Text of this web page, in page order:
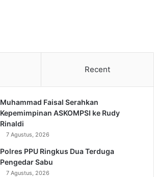
Recent
Muhammad Faisal Serahkan
Kepemimpinan ASKOMPSI ke Rudy
Rinaldi
7 Agustus, 2026
Polres PPU Ringkus Dua Terduga
Pengedar Sabu
7 Agustus, 2026